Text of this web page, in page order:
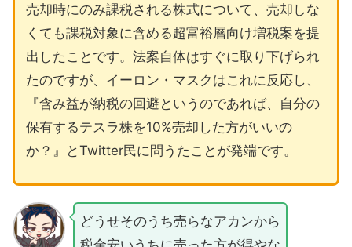
売却時にのみ課税される株式について、売却しな
くても課税対象に含める超富裕層向け増税案を提
出したことです。法案自体はすぐに取り下げられ
たのですが、イーロン・マスクはこれに反応し、
『含み益が納税の回避というのであれば、自分の
保有するテスラ株を10%売却した方がいいの
か？』とTwitter民に問うたことが発端です。
どうせそのうち売らなアカンから